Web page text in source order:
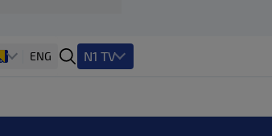
ENG N1 TV